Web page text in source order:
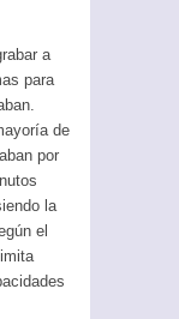
a
para
de
por
la
el